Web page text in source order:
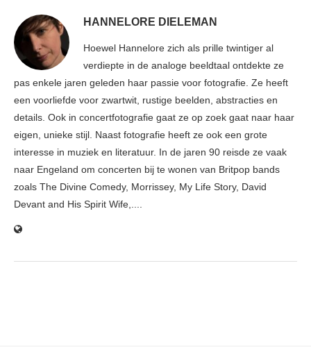
HANNELORE DIELEMAN
Hoewel Hannelore zich als prille twintiger al
verdiepte in de analoge beeldtaal ontdekte ze
pas enkele jaren geleden haar passie voor fotografie. Ze heeft
een voorliefde voor zwartwit, rustige beelden, abstracties en
details. Ook in concertfotografie gaat ze op zoek gaat naar haar
eigen, unieke stijl. Naast fotografie heeft ze ook een grote
interesse in muziek en literatuur. In de jaren 90 reisde ze vaak
naar Engeland om concerten bij te wonen van Britpop bands
zoals The Divine Comedy, Morrissey, My Life Story, David
Devant and His Spirit Wife,....